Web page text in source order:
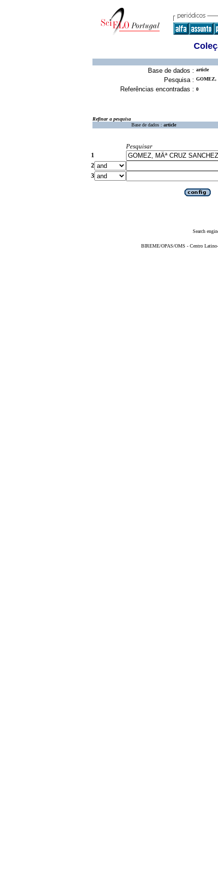
Base de dados : article
Pesquisa : GOMEZ,
Referências encontradas : 0
Refinar a pesquisa
Base de dados : article
Pesquisar
1
2
3
Search
BIREME/OPAS/OMS - Centro Latino-